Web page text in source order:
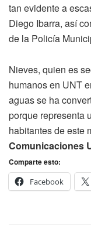
tan evidente a
Diego Ibarra, así
de la Policía
Nieves, quien es
humanos en UNT
aguas se ha
porque representa
habitantes de este
Comunicaciones
Comparte esto:
Facebook